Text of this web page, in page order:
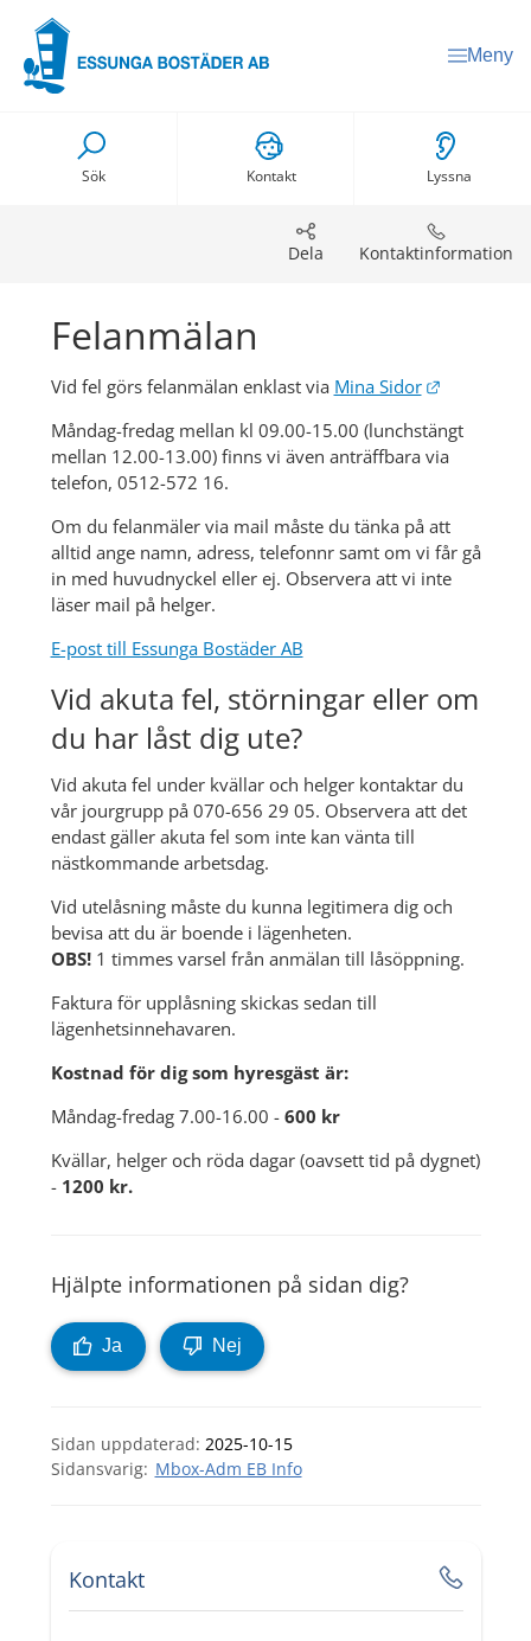
Meny
Sök Kontakt Lyssna
Dela Kontaktinformation
Felanmälan
Vid fel görs felanmälan enklast via Mina Sidor
Måndag-fredag mellan kl 09.00-15.00 (lunchstängt
mellan 12.00-13.00) finns vi även anträffbara via
telefon, 0512-572 16.
Om du felanmäler via mail måste du tänka på att
alltid ange namn, adress, telefonnr samt om vi får gå
in med huvudnyckel eller ej. Observera att vi inte
läser mail på helger.
E-post till Essunga Bostäder AB
Vid akuta fel, störningar eller om
du har låst dig ute?
Vid akuta fel under kvällar och helger kontaktar du
vår jourgrupp på 070-656 29 05. Observera att det
endast gäller akuta fel som inte kan vänta till
nästkommande arbetsdag.
Vid utelåsning måste du kunna legitimera dig och
bevisa att du är boende i lägenheten.
OBS! 1 timmes varsel från anmälan till låsöppning.
Faktura för upplåsning skickas sedan till
lägenhetsinnehavaren.
Kostnad för dig som hyresgäst är:
Måndag-fredag 7.00-16.00 - 600 kr
Kvällar, helger och röda dagar (oavsett tid på dygnet)
- 1200 kr.
Hjälpte informationen på sidan dig?
Ja Nej
Sidan uppdaterad: 2025-10-15
Mbox-Adm EB Info
Kontakt